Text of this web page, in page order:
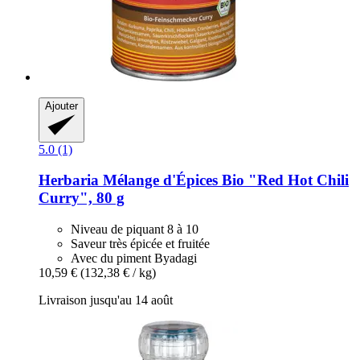
Ajouter
5.0 (1)
Herbaria Mélange d'Épices Bio "Red Hot Chili
Curry", 80 g
Niveau de piquant 8 à 10
Saveur très épicée et fruitée
Avec du piment Byadagi
10,59 € (132,38 € / kg)
Livraison jusqu'au 14 août